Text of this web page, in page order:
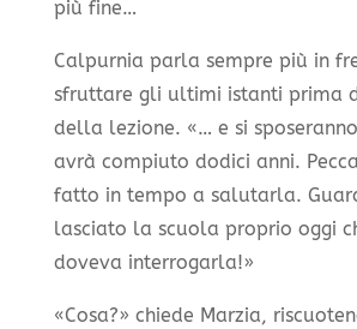
più fine…
Calpurnia parla sempre più in
sfruttare gli ultimi istanti prima
della lezione. «… e si
avrà compiuto dodici anni.
fatto in tempo a salutarla.
lasciato la scuola proprio oggi
doveva interrogarla!»
«Cosa?» chiede Marzia,